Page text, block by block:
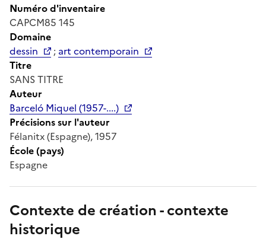
Numéro d'inventaire
CAPCM85 145
Domaine
dessin
; art contemporain
Titre
SANS TITRE
Auteur
Barceló Miquel (1957-....)
Précisions sur l'auteur
Félanitx (Espagne), 1957
École (pays)
Espagne
Contexte de création - contexte
historique